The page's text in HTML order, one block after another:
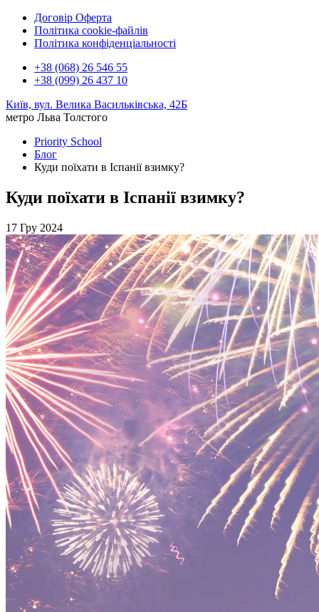
Договір Оферта
Політика cookie-файлів
Політика конфіденціальності
+38 (068) 26 546 55
+38 (099) 26 437 10
Київ, вул. Велика Васильківська, 42Б
метро Льва Толстого
Priority School
Блог
Куди поїхати в Іспанії взимку?
Куди поїхати в Іспанії взимку?
17 Гру 2024